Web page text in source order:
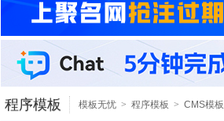
程序模板 模板无忧 > 程序模板 > CMS模板